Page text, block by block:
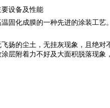
设备及性能
固化成膜的一种先进的涂装工艺
扬的尘土，无挂灰现象，且绝对
附着力不好及大面积脱落现象